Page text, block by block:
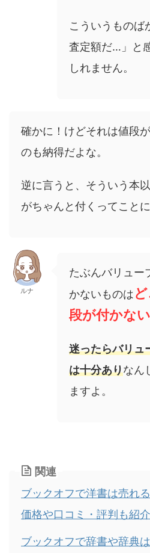
こういうものば
査定額だ…」と
しれません。
確かに！けどそれは値段
のも納得だよな。
逆に言うと、そういう本
がちゃんと付くってこと
ルナ
たぶんバリュー
かないものは
段が付かない
迷ったらバリュ
は十分ありなん
ますよ。
関連
ブックオフで洋書は売れ
価格や口コミ・評判も紹介
ブックオフで辞書や辞典